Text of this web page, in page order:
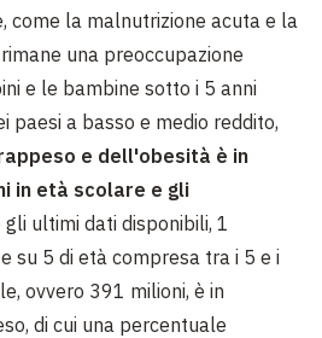
come la malnutrizione acuta e la
una preoccupazione
e le bambine sotto i 5 anni
paesi a basso e medio reddito,
e dell'obesità è in
in età scolare e gli
gli ultimi dati disponibili, 1
su 5 di età compresa tra i 5 e i
ovvero 391 milioni, è in
di cui una percentuale